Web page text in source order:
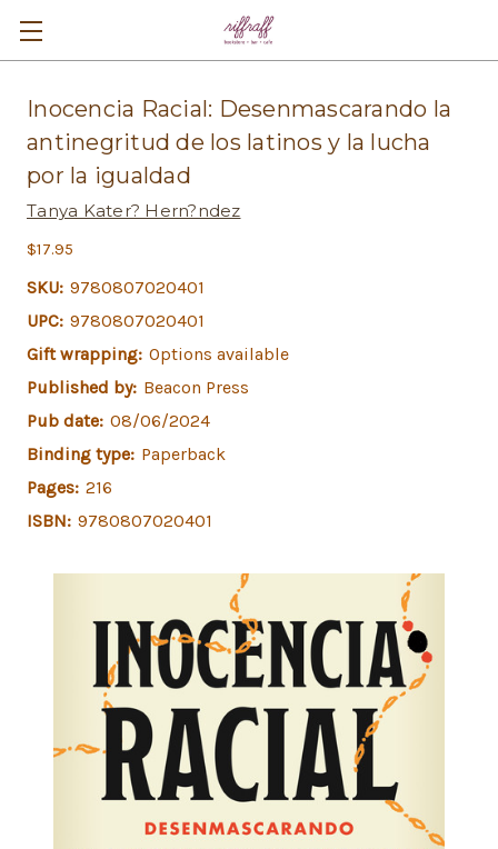
Inocencia Racial: Desenmascarando la
antinegritud de los latinos y la lucha
por la igualdad
Tanya Kater? Hern?ndez
$17.95
SKU: 9780807020401
UPC: 9780807020401
Gift wrapping: Options available
Published by: Beacon Press
Pub date: 08/06/2024
Binding type: Paperback
Pages: 216
ISBN: 9780807020401